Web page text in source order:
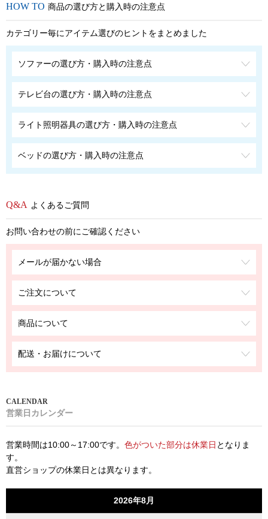
商品の選び方と購入時の注意点
カテゴリー毎にアイテム選びのヒントをまとめました
ソファーの選び方・購入時の注意点
テレビ台の選び方・購入時の注意点
ライト照明器具の選び方・購入時の注意点
ベッドの選び方・購入時の注意点
よくあるご質問
お問い合わせの前にご確認ください
メールが届かない場合
ご注文について
商品について
配送・お届けについて
営業日カレンダー
営業時間は10:00～17:00です。 色がついた部分は休業日 となりま
す。
直営ショップの休業日とは異なります。
2026年8月